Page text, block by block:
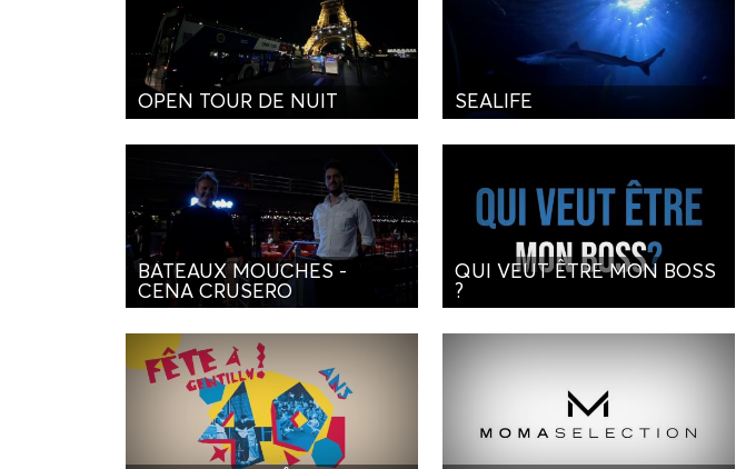
OPEN TOUR DE NUIT SEALIFE
BATEAUX MOUCHES -
CENA CRUSERO
QUI VEUT ÊTRE MON BOSS
?